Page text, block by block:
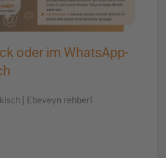
oder im WhatsApp-
| Ebeveyn rehberi